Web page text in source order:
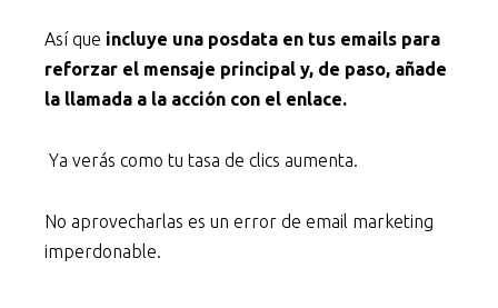
Así que incluye una posdata en tus emails para
reforzar el mensaje principal y, de paso, añade
la llamada a la acción con el enlace.
Ya verás como tu tasa de clics aumenta.
No aprovecharlas es un error de email marketing
imperdonable.